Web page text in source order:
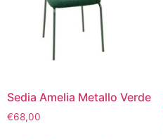
Sedia Amelia Metallo Verde
€68,00